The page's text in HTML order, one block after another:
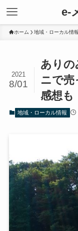
e-
ホーム 地域・ローカル情報
ありの
ニで売
感想も
2021
8/01
地域・ローカル情報